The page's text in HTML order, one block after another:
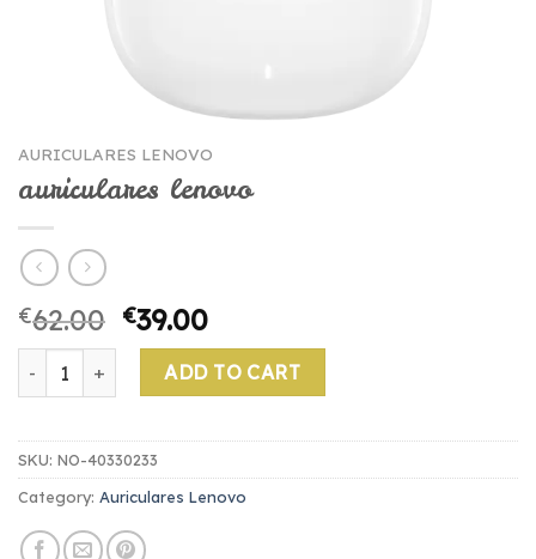
AURICULARES LENOVO
auriculares lenovo
€62.00 €39.00
auriculares lenovo quantity
ADD TO CART
SKU: NO-40330233
Category: Auriculares Lenovo